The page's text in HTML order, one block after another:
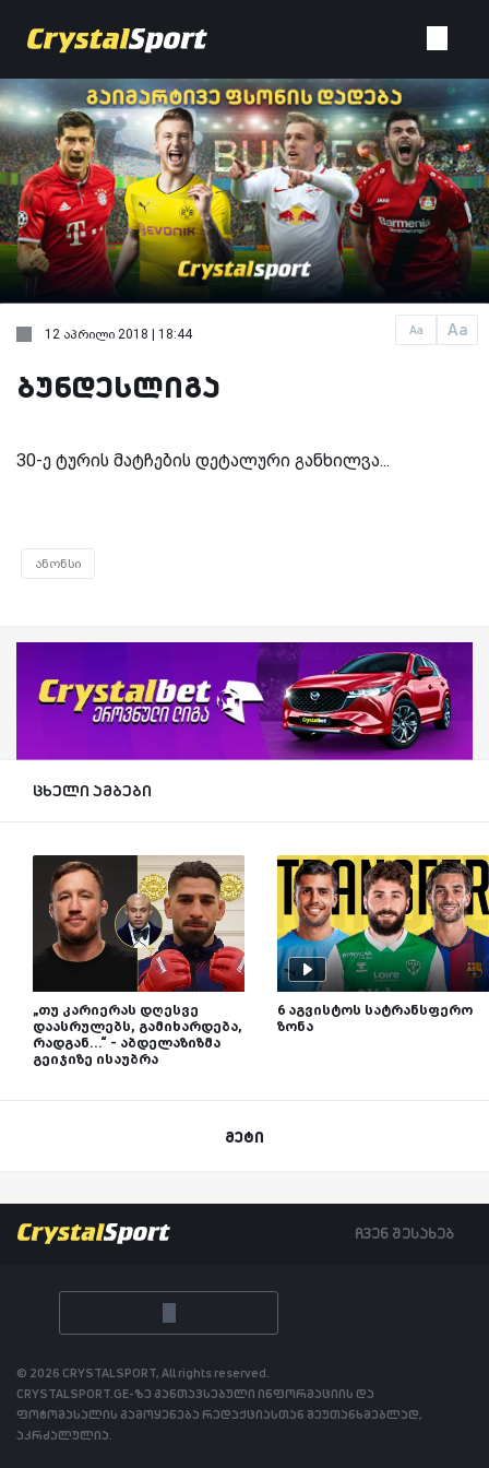
Aa Aa
12 აპრილი 2018 | 18:44
ბუნდესლიგა
30-ე ტურის მატჩების დეტალური განხილვა...
ანონსი
ცხელი ამბები
„თუ კარიერას დღესვე
დაასრულებს, გამიხარდება,
რადგან...“ - აბდელაზიზმა
გეიჯიზე ისაუბრა
6 აგვისტოს სატრანსფერო
ზონა
მეტი
ჩვენ შესახებ
© 2026 CRYSTALSPORT, All rights reserved.
CRYSTALSPORT.GE-ზე განთავსებული ინფორმაციის და
ფოტომასალის გამოყენება რედაქციასთან შეუთანხმებლად,
აკრძალულია.